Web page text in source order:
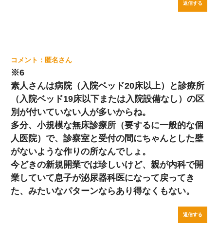
返信する
匿名
※6
素人さんは病院（入院ベッド20床以上）と診療所
（入院ベッド19床以下または入院設備なし）の区
別が付いていない人が多いからね。
多分、小規模な無床診療所（要するに一般的な個
人医院）で、診察室と受付の間にちゃんとした壁
がないような作りの所なんでしょ。
今どきの新規開業では珍しいけど、親が内科で開
業していて息子が泌尿器科医になって戻ってき
た、みたいなパターンならあり得なくもない。
返信する